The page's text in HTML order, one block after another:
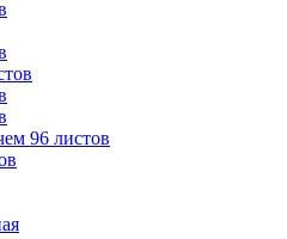
96 листов